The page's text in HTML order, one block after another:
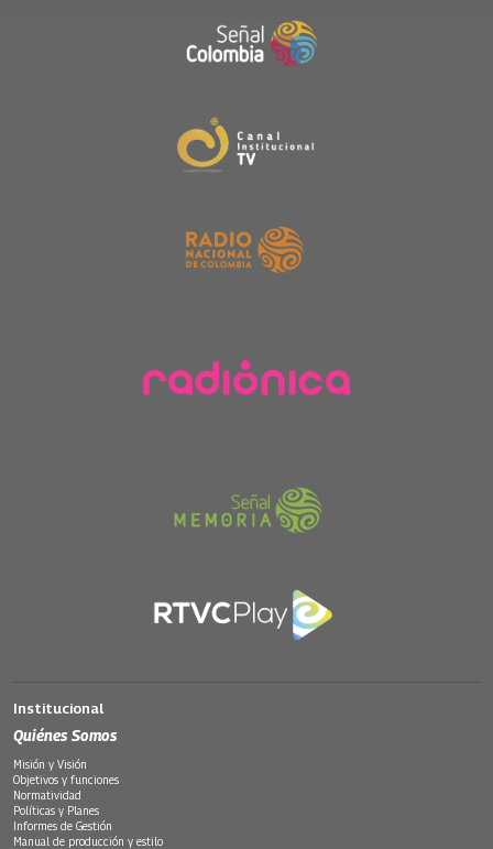
Institucional
Quiénes Somos
Misión y Visión
Objetivos y funciones
Normatividad
Políticas y Planes
Informes de Gestión
Manual de producción y estilo